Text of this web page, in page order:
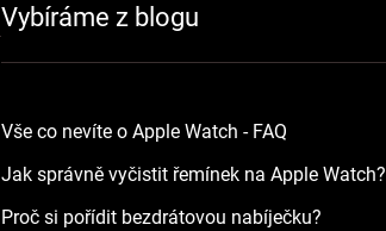
Vybíráme z blogu
Vše co nevíte o Apple Watch - FAQ
Jak správně vyčistit řemínek na Apple Watch?
Proč si pořídit bezdrátovou nabíječku?